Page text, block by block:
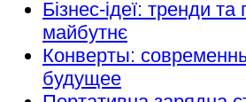
Бізнес-ідеї: тренди та
майбутнє
Конверты:
будущее